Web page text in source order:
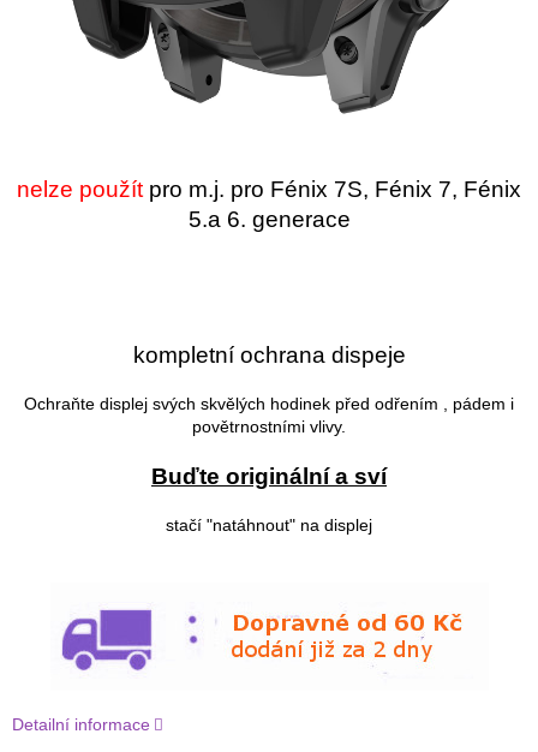
nelze použítpro m.j. pro Fénix 7S, Fénix 7, Fénix
5.a 6. generace
kompletní ochrana dispeje
Ochraňte displej svých skvělých hodinek před odřením , pádem i
povětrnostními vlivy.
Buďte originální a sví
stačí "natáhnout" na displej
Detailní informace